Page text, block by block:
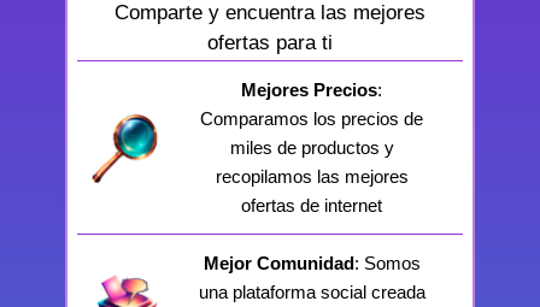
Comparte y encuentra las mejores
ofertas para ti
Mejores Precios:
Comparamos los precios de
miles de productos y
recopilamos las mejores
ofertas de internet
Mejor Comunidad: Somos
una plataforma social creada